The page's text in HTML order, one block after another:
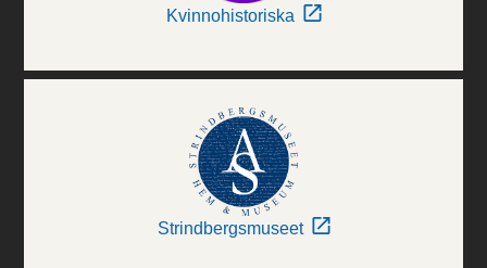
Kvinnohistoriska
Strindbergsmuseet